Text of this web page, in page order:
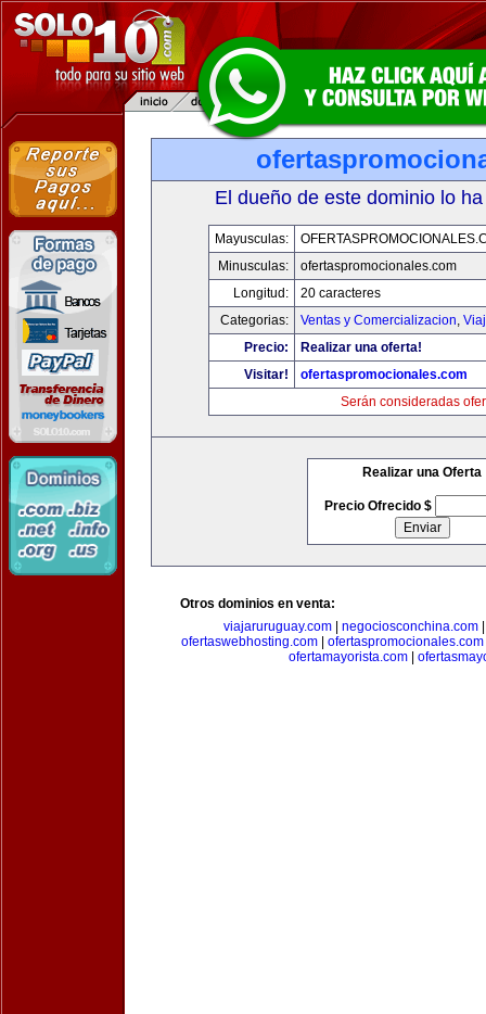
El dueño de este dominio lo
Mayusculas:
Minusculas:
ofertaspromocionales.com
Longitud:
20 caracteres
Categorias:
Ventas y Comercializacion,
Precio:
Realizar una oferta!
Visitar!
ofertaspromocionales.com
Serán consideradas
Realizar una Oferta
Precio Ofrecido $
Otros dominios en venta:
viajaruruguay.com| negociosconchina.com
ofertaswebhosting.com
ofertaspromocionales.com
ofertamayorista.com|